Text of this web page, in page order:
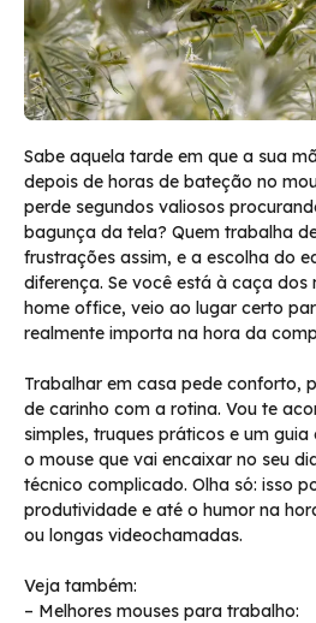
Sabe aquela tarde em que a sua
depois de horas de bateção no
perde segundos valiosos
bagunça da tela? Quem trabalha
frustrações assim, e a escolha do
diferença. Se você está à caça dos
home office, veio ao lugar certo
realmente importa na hora da
Trabalhar em casa pede conforto,
de carinho com a rotina. Vou te
simples, truques práticos e um
o mouse que vai encaixar no seu
técnico complicado. Olha só: isso
produtividade e até o humor na
ou longas videochamadas.
Veja também:
– Melhores mouses para trabalho: